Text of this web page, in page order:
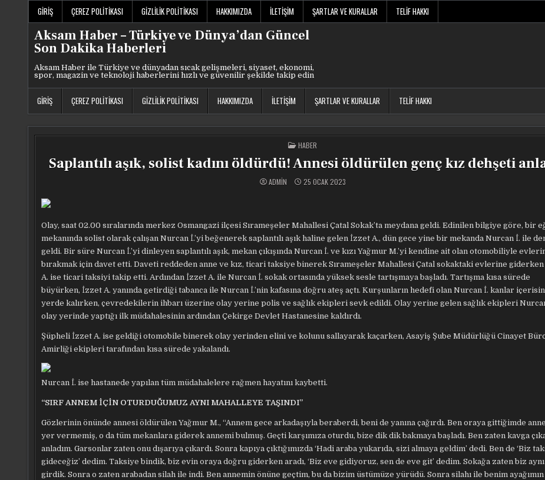
GIRIŞ ÇEREZ POLITIKASI GIZLILIK POLITIKASI HAKKIMIZDA İLETIŞIM ŞARTLAR VE KURALLAR TELIF HAKKI
Aksam Haber – Türkiye ve Dünya’dan Güncel
Son Dakika Haberleri
Aksam Haber ile Türkiye ve dünyadan sıcak gelişmeleri, siyaset, ekonomi,
spor, magazin ve teknoloji haberlerini hızlı ve güvenilir şekilde takip edin
GIRIŞ ÇEREZ POLITIKASI GIZLILIK POLITIKASI HAKKIMIZDA İLETIŞIM ŞARTLAR VE KURALLAR TELIF HAKKI
POSTED
IN
HABER
Saplantılı aşık, solist kadını öldürdü! Annesi öldürülen genç kız dehşeti
ADMIN 25 OCAK 2023
Olay, saat 02.00 sıralarında merkez Osmangazi ilçesi Sırameşeler Mahallesi Çatal Sokak’ta meydana geldi. Edinilen bilgiye göre, bir
mekanında solist olarak çalışan Nurcan İ.’yi beğenerek saplantılı aşık haline gelen İzzet A., dün gece yine bir mekanda Nurcan İ. ile
geldi. Bir süre Nurcan İ.’yi dinleyen saplantılı aşık, mekan çıkışında Nurcan İ. ve kızı Yağmur M.’yi kendine ait olan otomobiliyle
bırakmak için davet etti. Daveti reddeden anne ve kız, ticari taksiye binerek Sırameşeler Mahallesi Çatal sokaktaki evlerine
A. ise ticari taksiyi takip etti. Ardından İzzet A. ile Nurcan İ. sokak ortasında yüksek sesle tartışmaya başladı. Tartışma kısa sürede
büyürken, İzzet A. yanında getirdiği tabanca ile Nurcan İ.’nin kafasına doğru ateş açtı. Kurşunların hedefi olan Nurcan İ. kanlar
yerde kalırken, çevredekilerin ihbarı üzerine olay yerine polis ve sağlık ekipleri sevk edildi. Olay yerine gelen sağlık ekipleri
olay yerinde yaptığı ilk müdahalesinin ardından Çekirge Devlet Hastanesine kaldırdı.
Şüpheli İzzet A. ise geldiği otomobile binerek olay yerinden elini ve kolunu sallayarak kaçarken, Asayiş Şube Müdürlüğü Cinayet
Amirliği ekipleri tarafından kısa sürede yakalandı.
Nurcan İ. ise hastanede yapılan tüm müdahalelere rağmen hayatını kaybetti.
“SIRF ANNEM İÇİN OTURDUĞUMUZ AYNI MAHALLEYE TAŞINDI”
Gözlerinin önünde annesi öldürülen Yağmur M., “Annem gece arkadaşıyla beraberdi, beni de yanına çağırdı. Ben oraya gittiğimde
yer vermemiş, o da tüm mekanlara giderek annemi bulmuş. Geçti karşımıza oturdu, bize dik dik bakmaya başladı. Ben zaten kavga
anladım. Garsonlar zaten onu dışarıya çıkardı. Sonra kapıya çıktığımızda ‘Hadi araba yukarıda, sizi almaya geldim’ dedi. Ben de ‘Biz
gideceğiz’ dedim. Taksiye bindik, biz evin oraya doğru giderken aradı, ‘Biz eve gidiyoruz, sen de eve git’ dedim. Sokağa zaten biz aynı
girdik. Sonra o zaten arabadan silah ile indi. Ben annemin önüne geçtim, bu da bizim üstümüze yürüdü. Sonra silahı ile benim ayağımın